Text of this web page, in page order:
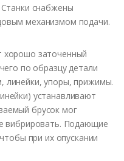
снабжены
механизмом подачи.
хорошо заточенный
по образцу детали
линейки, упоры, прижимы.
устанавливают
брусок мог
вибрировать. Подающие
при их опускании